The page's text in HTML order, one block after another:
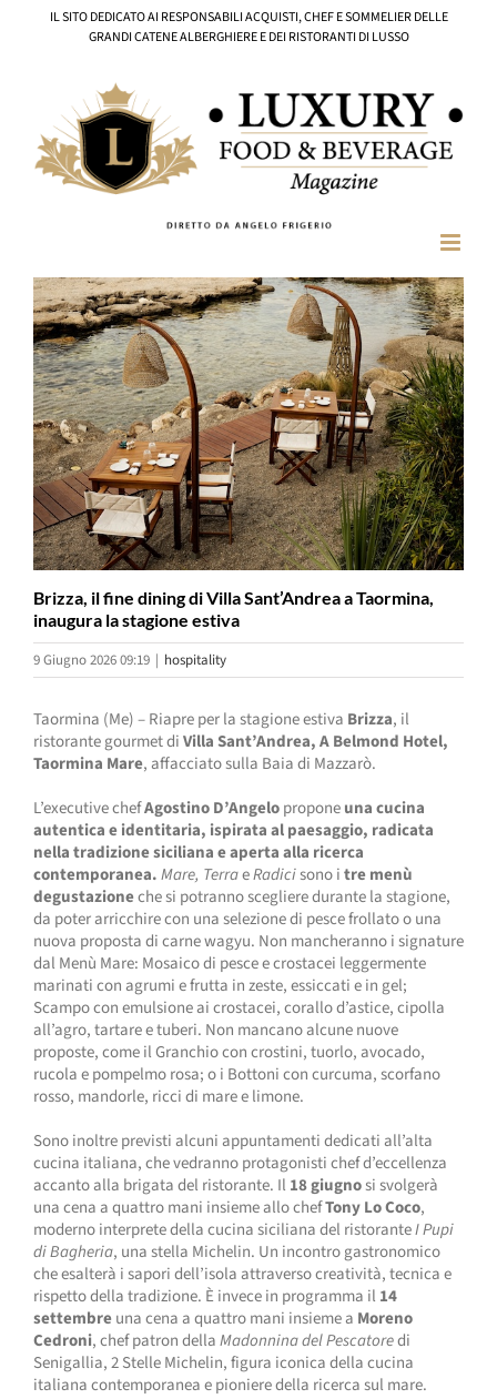
IL SITO DEDICATO AI RESPONSABILI ACQUISTI, CHEF E SOMMELIER DELLE
GRANDI CATENE ALBERGHIERE E DEI RISTORANTI DI LUSSO
Ingrandisci
immagine
Brizza, il fine dining di Villa Sant’Andrea a Taormina,
inaugura la stagione estiva
9 Giugno 2026 09:19 | hospitality
Taormina (Me) – Riapre per la stagione estiva Brizza, il
ristorante gourmet diVilla Sant’Andrea, A Belmond Hotel,
Taormina Mare, affacciato sulla Baia di Mazzarò.
L’executive chefAgostino D’Angeloproponeuna cucina
autentica e identitaria, ispirata al paesaggio, radicata
nella tradizione siciliana e aperta alla ricerca
contemporanea.Mare, TerraeRadicisono itre menù
degustazioneche si potranno scegliere durante la stagione,
da poter arricchire con una selezione di pesce frollato o una
nuova proposta di carne wagyu. Non mancheranno i signature
dal Menù Mare: Mosaico di pesce e crostacei leggermente
marinati con agrumi e frutta in zeste, essiccati e in gel;
Scampo con emulsione ai crostacei, corallo d’astice, cipolla
all’agro, tartare e tuberi. Non mancano alcune nuove
proposte, come il Granchio con crostini, tuorlo, avocado,
rucola e pompelmo rosa; o i Bottoni con curcuma, scorfano
rosso, mandorle, ricci di mare e limone.
Sono inoltre previsti alcuni appuntamenti dedicati all’alta
cucina italiana, che vedranno protagonisti chef d’eccellenza
accanto alla brigata del ristorante. Il 18 giugnosi svolgerà
una cena a quattro mani insieme allo chefTony Lo Coco,
moderno interprete della cucina siciliana del ristoranteI Pupi
di Bagheria, una stella Michelin. Un incontro gastronomico
che esalterà i sapori dell’isola attraverso creatività, tecnica e
rispetto della tradizione. È invece in programma il 14
settembreuna cena a quattro mani insieme a Moreno
Cedroni, chef patron dellaMadonnina del Pescatoredi
Senigallia, 2 Stelle Michelin, figura iconica della cucina
italiana contemporanea e pioniere della ricerca sul mare.